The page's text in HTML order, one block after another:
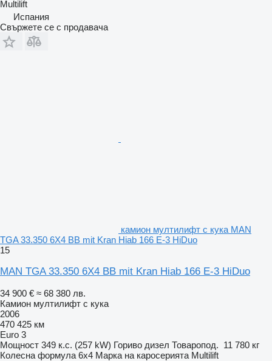
Multilift
Испания
Свържете се с продавача
камион мултилифт с кука MAN
TGA 33.350 6X4 BB mit Kran Hiab 166 E-3 HiDuo
15
MAN TGA 33.350 6X4 BB mit Kran Hiab 166 E-3 HiDuo
34 900 € ≈ 68 380 лв.
Камион мултилифт с кука
2006
470 425 км
Euro 3
Мощност 349 к.с. (257 kW) Гориво дизел Товаропод. 11 780 кг
Колесна формула 6x4 Марка на каросерията Multilift